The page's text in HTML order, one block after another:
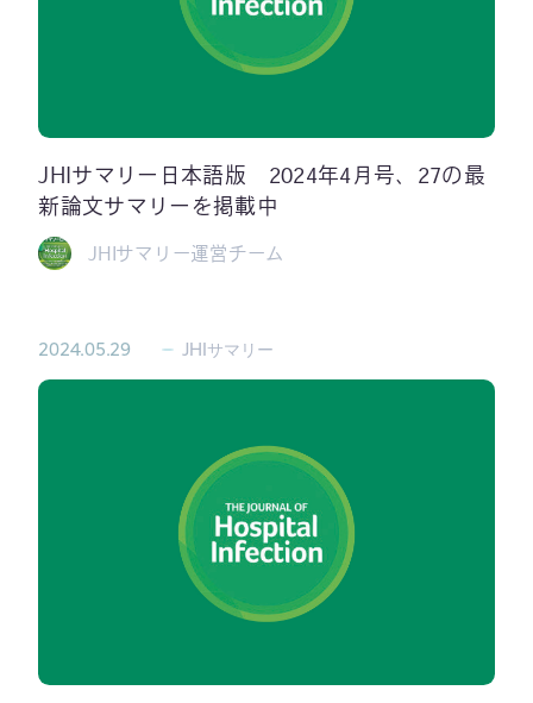
JHIサマリー日本語版 2024年4月号、27の最
新論文サマリーを掲載中
JHIサマリー運営チーム
2024.05.29 JHIサマリー